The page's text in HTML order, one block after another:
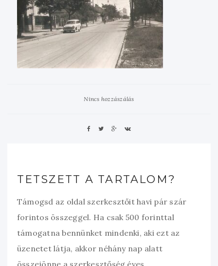
Nincs hozzászálás
TETSZETT A TARTALOM?
Támogsd az oldal szerkesztőit havi pár szár
forintos összeggel. Ha csak 500 forinttal
támogatna bennünket mindenki, aki ezt az
üzenetet látja, akkor néhány nap alatt
összejönne a szerkesztőség éves